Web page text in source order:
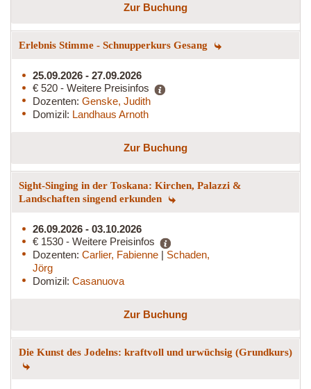
Zur Buchung
Erlebnis Stimme - Schnupperkurs Gesang
25.09.2026 - 27.09.2026
€ 520 - Weitere Preisinfos
Dozenten: Genske, Judith
Domizil: Landhaus Arnoth
Zur Buchung
Sight-Singing in der Toskana: Kirchen, Palazzi &
Landschaften singend erkunden
26.09.2026 - 03.10.2026
€ 1530 - Weitere Preisinfos
Dozenten: Carlier, Fabienne | Schaden,
Jörg
Domizil: Casanuova
Zur Buchung
Die Kunst des Jodelns: kraftvoll und urwüchsig (Grundkurs)